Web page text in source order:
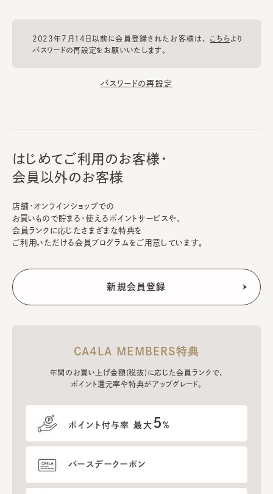
2023年7月14日以前に会員登録されたお客様は、 こちらより
パスワードの再設定をお願いいたします。
パスワードの再設定
はじめてご利用のお客様・
会員以外のお客様
店舗・オンラインショップでの
お買いもので貯まる・使えるポイントサービスや、
会員ランクに応じたさまざまな特典を
ご利用いただける会員プログラムをご用意しています。
CA4LA MEMBERS特典
年間のお買い上げ金額(税抜)に応じた会員ランクで、
ポイント還元率や特典がアップグレード。
ポイント付与率 最大 5%
バースデークーポン